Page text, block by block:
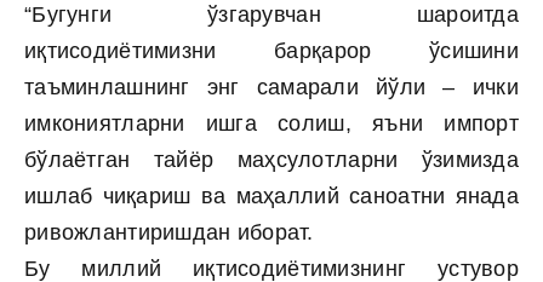
“Бугунги ўзгарувчан шароитда
иқтисодиётимизни барқарор ўсишини
таъминлашнинг энг самарали йўли – ички
имкониятларни ишга солиш, яъни импорт
бўлаётган тайёр маҳсулотларни ўзимизда
ишлаб чиқариш ва маҳаллий саноатни янада
ривожлантиришдан иборат.
Бу миллий иқтисодиётимизнинг устувор